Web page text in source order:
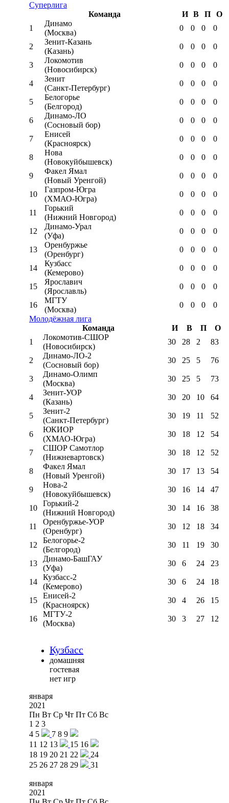
Суперлига
Команда
И В П
О
1
Динамо
(Москва)
0 0 0 0
2
Зенит-Казань
(Казань)
0 0 0 0
3
Локомотив
(Новосибирск)
0 0 0 0
4
Зенит
(Санкт-Петербург)
0 0 0 0
5
Белогорье
(Белгород)
0 0 0 0
6
Динамо-ЛО
(Сосновый бор)
0 0 0 0
7
Енисей
(Красноярск)
0 0 0 0
8
Нова
(Новокуйбышевск)
0 0 0 0
9
Факел Ямал
(Новый Уренгой)
0 0 0 0
10
Газпром-Югра
(ХМАО-Югра)
0 0 0 0
11
Горький
(Нижний Новгород)
0 0 0 0
12
Динамо-Урал
(Уфа)
0 0 0 0
13
Оренбуржье
(Оренбург)
0 0 0 0
14
Кузбасс
(Кемерово)
0 0 0 0
15
Ярославич
(Ярославль)
0 0 0 0
16
МГТУ
(Москва)
0 0 0
0
Молодёжная лига
Команда
И В П
О
1
Локомотив-CШОР
(Новосибирск)
30 28 2 83
2
Динамо-ЛО-2
(Сосновый бор)
30 25 5 76
3
Динамо-Олимп
(Москва)
30 25 5 73
4
Зенит-УОР
(Казань)
30 20 10 64
5
Зенит-2
(Санкт-Петербург)
30 19 11 52
6
ЮКИОР
(ХМАО-Югра)
30 18 12 54
7
СШОР Самотлор
(Нижневартовск)
30 18 12 52
8
Факел Ямал
(Новый Уренгой)
30 17 13 54
9
Нова-2
(Новокуйбышевск)
30 16 14 47
10
Горький-2
(Нижний Новгород)
30 14 16 38
11
Оренбуржье-УОР
(Оренбург)
30 12 18 34
12
Белогорье-2
(Белгород)
30 11 19 30
13
Динамо-БашГАУ
(Уфа)
30 6 24 23
14
Кузбасс-2
(Кемерово)
30 6 24 18
15
Енисей-2
(Красноярск)
30 4 26 15
16
МГТУ-2
(Москва)
30 3 27 12
Кузбасс
домашняя
гостевая
нет игр
января
2021
Пн Вт Ср Чт Пт Сб Вс
1 2 3
4 5 7 8 9
11 12 13 15 16
18 19 20 21 22
24
25 26 27 28 29 31
января
2021